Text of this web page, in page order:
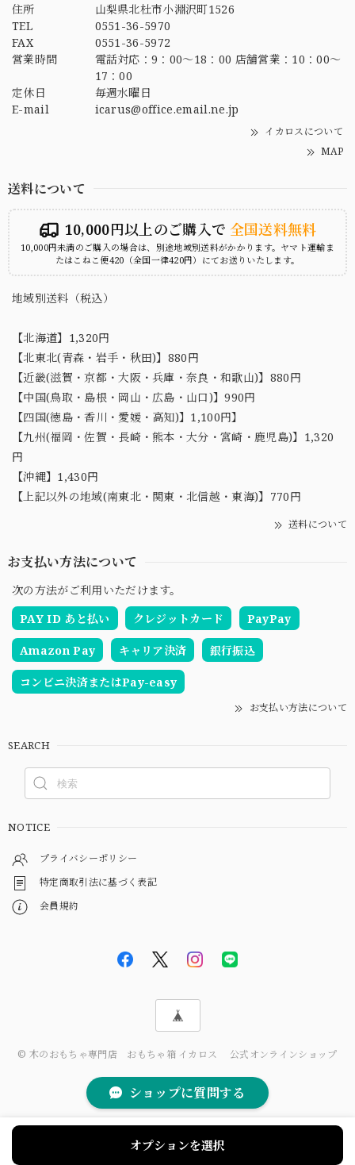
住所
山梨県北杜市小淵沢町1526
TEL
0551-36-5970
FAX
0551-36-5972
営業時間
電話対応：9：00～18：00 店舗営業：10：00～
17：00
定休日
毎週水曜日
E-mail
icarus@office.email.ne.jp
イカロスについて
MAP
送料について
10,000円以上のご購入で 全国送料無料
10,000円未満のご購入の場合は、別途地域別送料がかかります。ヤマト運輸ま
たはこねこ便420（全国一律420円）にてお送りいたします。
地域別送料（税込）
【北海道】1,320円
【北東北(青森・岩手・秋田)】880円
【近畿(滋賀・京都・大阪・兵庫・奈良・和歌山)】880円
【中国(鳥取・島根・岡山・広島・山口)】990円
【四国(徳島・香川・愛媛・高知)】1,100円】
【九州(福岡・佐賀・長崎・熊本・大分・宮崎・鹿児島)】1,320
円
【沖縄】1,430円
【上記以外の地域(南東北・関東・北信越・東海)】770円
送料について
お支払い方法について
次の方法がご利用いただけます。
PAY ID あと払い
クレジットカード PayPay
Amazon Pay キャリア決済 銀行振込
コンビニ決済またはPay-easy
お支払い方法について
SEARCH
NOTICE
プライバシーポリシー
特定商取引法に基づく表記
会員規約
© 木のおもちゃ専門店 おもちゃ箱 イカロス 公式オンラインショップ
オプションを選択
ショップに質問する